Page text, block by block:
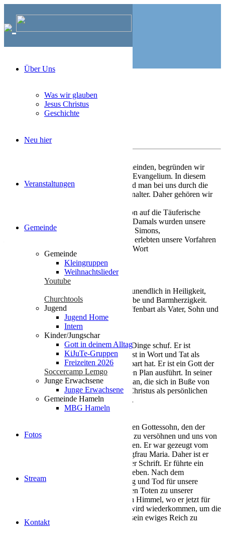
Über Uns
Was wir glauben
Jesus Christus
Geschichte
Neu hier
Veranstaltungen
Gemeinde
Gemeinde
Kleingruppen
Weihnachtslieder
Youtube
Churchtools
Jugend
Jugend Home
Intern
Kinder/Jungschar
Gott in deinem Alltag
KiJuTe-Gruppen
Freizeiten 2026
Soccercamp Lemgo
Junge Erwachsene
Junge Erwachsene
Gemeinde Hameln
MBG Hameln
Fotos
Stream
Kontakt
Wie auch viele andere Kirchen und Gemeinden, begründen wir
unseren Glauben auf der Bibel und dem Evangelium. In diesem
Sinne sind wirevangelisch
. Mitglied wird man bei uns durch die
bewusste Glaubenstaufe im Erwachsenenalter. Daher gehören wir
Als Freikirche führen wir unsere Tradition auf die Täuferische
Reformation im 16. Jahrhundert zurück. Damals wurden unsere
Vorfahren nach einem der Leiter, Menno Simons,
genannt. Im 19. Jahrhundert erlebten unsere Vorfahren
eine Erneuerungsbewegung, auf die das Wort
Brüdergemeindehinweist.
Wir glauben an Gott, den ewigen Geist, unendlich in Heiligkeit,
Kraft, Weisheit, Gerechtigkeit, Güte, Liebe und Barmherzigkeit.
Dieser eine und ewige Gott hat sich geoffenbart als Vater, Sohn und
Der Vater
Wir glauben an Gott, den Vater, der alle Dinge schuf. Er ist
erkennbar in dem Maße, wie er sich selbst in Wort und Tat als
Quelle und Erhalter des Lebens geoffenbart hat. Er ist ein Gott der
Liebe, der alle Dinge nach seinem ewigen Plan ausführt. In seiner
Barmherzigkeit nimmt er alle als Kinder an, die sich in Buße von
ihrer Sünde abkehren und ihm in Jesus Christus als persönlichen
Retter und Herrn ihres Lebens vertrauen.
Wir glauben an Jesus Christus, den ewigen Gottessohn, den der
Vater gesandt hat, um uns mit sich selbst zu versöhnen und uns von
der Sünde und dem ewigen Tod zu erlösen. Er war gezeugt vom
Heiligen Geist und geboren von der Jungfrau Maria. Daher ist er
wahrer Gott und wahrer Mensch nach der Schrift. Er führte ein
vollkommenes, heiliges und sündloses Leben. Nach dem
Erlösungsplan Gottes erlitt er Kreuzigung und Tod für unsere
Sünde. Er ist wieder auferstanden von den Toten zu unserer
Rechtfertigung und zurückgekehrt in den Himmel, wo er jetzt für
alle, die an ihn glauben, Fürbitte tut. Er wird wiederkommen, um die
Lebenden und die Toten zu richten und sein ewiges Reich zu
vollenden.